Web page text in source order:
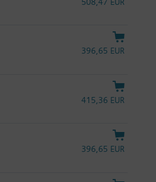
396,65 EUR
415,36 EUR
396,65 EUR